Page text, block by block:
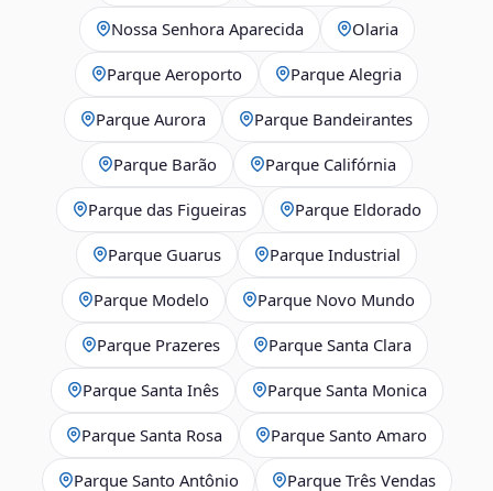
Nossa Senhora Aparecida Olaria
Parque Aeroporto Parque Alegria
Parque Aurora Parque Bandeirantes
Parque Barão Parque Califórnia
Parque das Figueiras Parque Eldorado
Parque Guarus Parque Industrial
Parque Modelo Parque Novo Mundo
Parque Prazeres Parque Santa Clara
Parque Santa Inês Parque Santa Monica
Parque Santa Rosa Parque Santo Amaro
Parque Santo Antônio Parque Três Vendas